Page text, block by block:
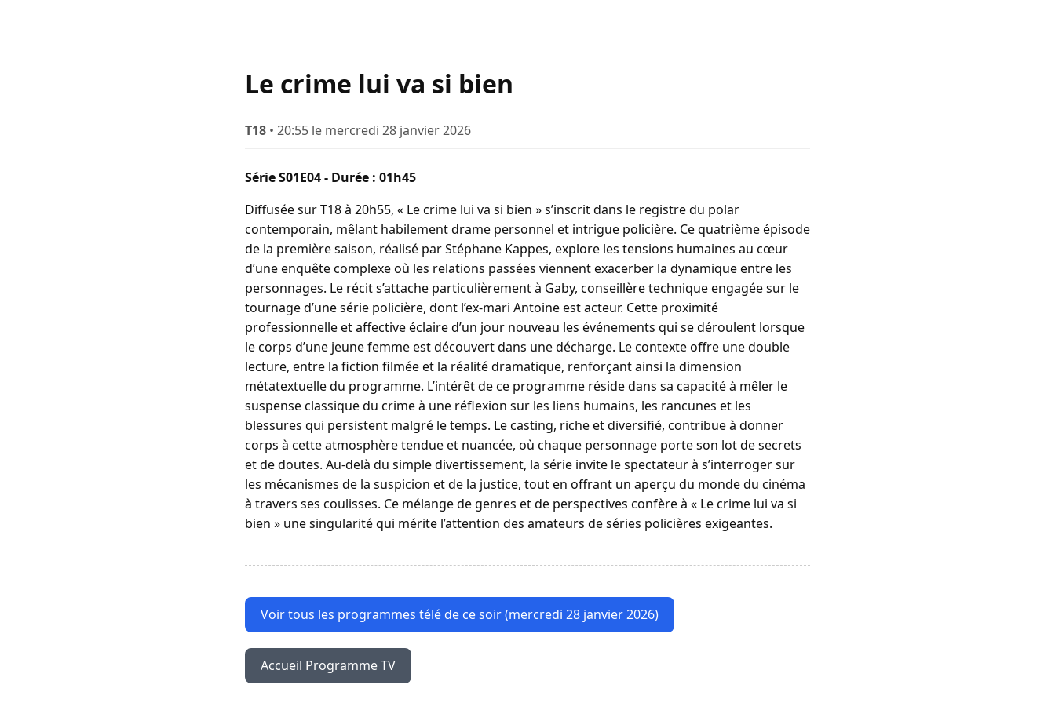
Le crime lui va si bien
T18 • 20:55 le mercredi 28 janvier 2026
Série S01E04 - Durée : 01h45
Diffusée sur T18 à 20h55, « Le crime lui va si bien » s’inscrit dans le registre du polar
contemporain, mêlant habilement drame personnel et intrigue policière. Ce quatrième épisode
de la première saison, réalisé par Stéphane Kappes, explore les tensions humaines au cœur
d’une enquête complexe où les relations passées viennent exacerber la dynamique entre les
personnages. Le récit s’attache particulièrement à Gaby, conseillère technique engagée sur le
tournage d’une série policière, dont l’ex-mari Antoine est acteur. Cette proximité
professionnelle et affective éclaire d’un jour nouveau les événements qui se déroulent lorsque
le corps d’une jeune femme est découvert dans une décharge. Le contexte offre une double
lecture, entre la fiction filmée et la réalité dramatique, renforçant ainsi la dimension
métatextuelle du programme. L’intérêt de ce programme réside dans sa capacité à mêler le
suspense classique du crime à une réflexion sur les liens humains, les rancunes et les
blessures qui persistent malgré le temps. Le casting, riche et diversifié, contribue à donner
corps à cette atmosphère tendue et nuancée, où chaque personnage porte son lot de secrets
et de doutes. Au-delà du simple divertissement, la série invite le spectateur à s’interroger sur
les mécanismes de la suspicion et de la justice, tout en offrant un aperçu du monde du cinéma
à travers ses coulisses. Ce mélange de genres et de perspectives confère à « Le crime lui va si
bien » une singularité qui mérite l’attention des amateurs de séries policières exigeantes.
Voir tous les programmes télé de ce soir (mercredi 28 janvier 2026)
Accueil Programme TV